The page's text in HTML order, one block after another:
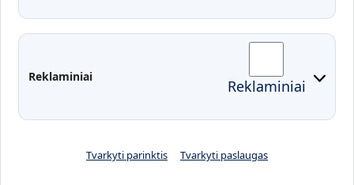
Reklaminiai Reklaminiai
Tvarkyti parinktis Tvarkyti paslaugas
Moodle
EDINA
Pasirengimas ekstremaliai